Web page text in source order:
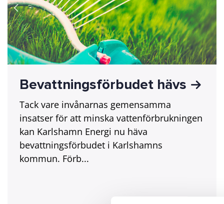
Bevattningsförbudet hävs
Tack vare invånarnas gemensamma
insatser för att minska vattenförbrukningen
kan Karlshamn Energi nu häva
bevattningsförbudet i Karlshamns
kommun. Förb...